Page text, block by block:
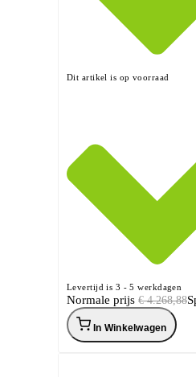
Dit artikel is op voorraad
Levertijd is 3 - 5 werkdagen
Normale prijs € 4.268,88
In Winkelwagen